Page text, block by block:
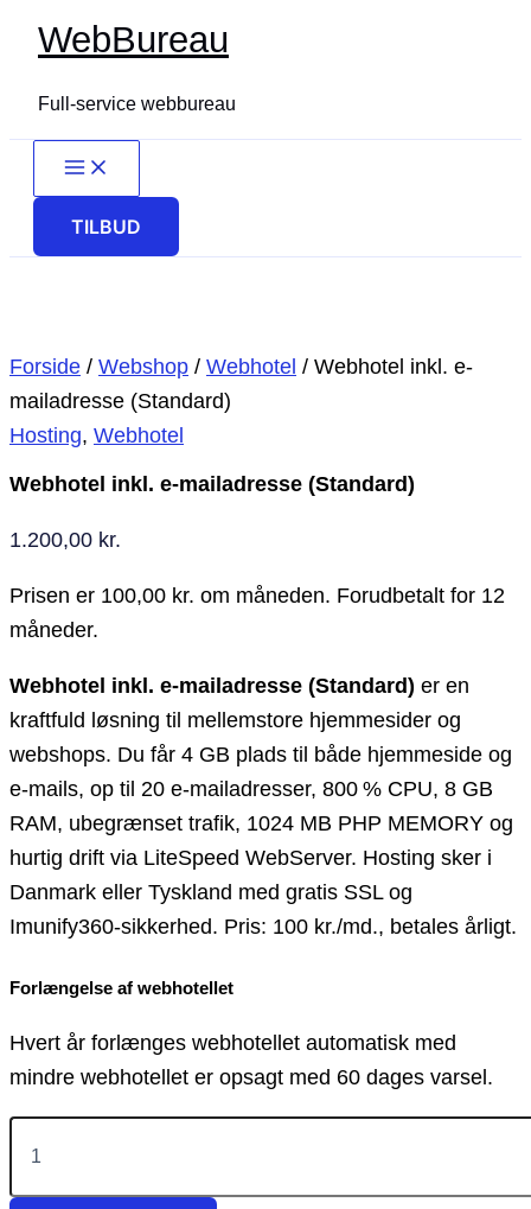
indholdet
WebBureau
Full-service webbureau
TILBUD
Forside / Webshop / Webhotel / Webhotel inkl. e-
mailadresse (Standard)
Hosting, Webhotel
Webhotel inkl. e-mailadresse (Standard)
1.200,00 kr.
Prisen er 100,00 kr. om måneden. Forudbetalt for 12
måneder.
Webhotel inkl. e-mailadresse (Standard) er en
kraftfuld løsning til mellemstore hjemmesider og
webshops. Du får 4 GB plads til både hjemmeside og
e-mails, op til 20 e-mailadresser, 800 % CPU, 8 GB
RAM, ubegrænset trafik, 1024 MB PHP MEMORY og
hurtig drift via LiteSpeed WebServer. Hosting sker i
Danmark eller Tyskland med gratis SSL og
Imunify360-sikkerhed. Pris: 100 kr./md., betales årligt.
Forlængelse af webhotellet
Hvert år forlænges webhotellet automatisk med
mindre webhotellet er opsagt med 60 dages varsel.
Webhotel
inkl.
mailadresse